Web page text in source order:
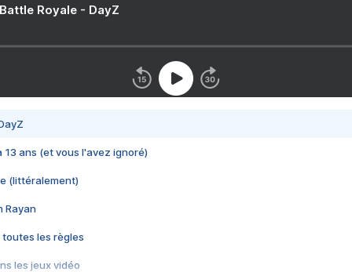
Royale - DayZ
13 ans (et vous l'avez ignoré)
(littéralement)
Rayan
toutes les règles
les jeux vidéo